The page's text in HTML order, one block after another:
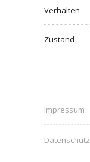
Verhalten
Zustand
Impressum
Datenschutz